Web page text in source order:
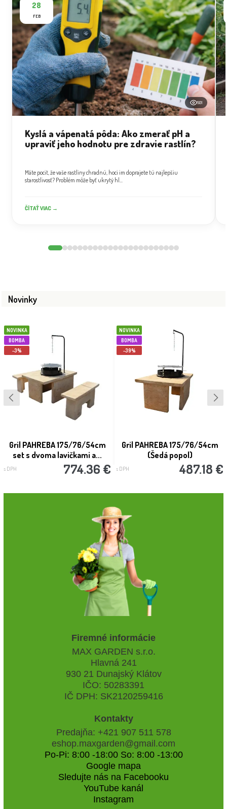
28
FEB
501
Kyslá a vápenatá pôda: Ako zmerať pH a
upraviť jeho hodnotu pre zdravie rastlín?
Máte pocit, že vaše rastliny chradnú, hoci im doprajete tú najlepšiu
starostlivosť? Problém môže byť ukrytý hl...
ČÍTAŤ VIAC →
Novinky
NOVINKA
BOMBA
-3%
Gril PAHREBA 175/76/54cm
set s dvoma lavičkami a...
s DPH 774.36 €
NOVINKA
BOMBA
-39%
Gril PAHREBA 175/76/54cm
(Šedá popol)
s DPH 487.18 €
Firemné informácie
MAX GARDEN s.r.o.
Hlavná 241
930 21 Dunajský Klátov
IČO: 50283391
IČ DPH: SK2120259416
Kontakty
Predajňa: +421 907 511 578
eshop.maxgarden@gmail.com
Po-Pi: 8:00 -18:00 So: 8:00 -13:00
Google mapa
Sledujte nás na Facebooku
YouTube kanál
Instagram